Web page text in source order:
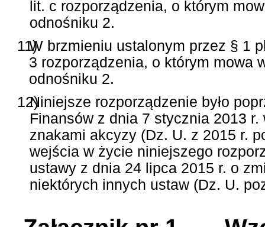
lit. c rozporządzenia, o którym
odnośniku 2.
11)W brzmieniu ustalonym przez § 1
3 rozporządzenia, o którym mowa
odnośniku 2.
12)Niniejsze rozporządzenie było
Finansów z dnia 7 stycznia 2013
znakami akcyzy (Dz. U. z 2015 r.
wejścia w życie niniejszego
ustawy z dnia 24 lipca 2015 r. o
niektórych innych ustaw (Dz. U.